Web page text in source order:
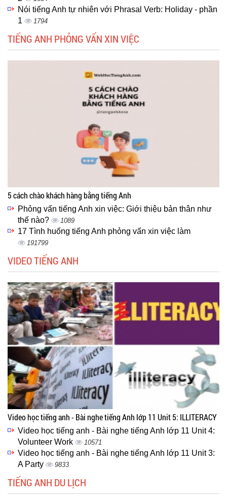
Nói tiếng Anh tự nhiên với Phrasal Verb: Holiday - phần
1
1794
TIẾNG ANH PHỎNG VẤN XIN VIỆC
5 cách chào khách hàng bằng tiếng Anh
Phỏng vấn tiếng Anh xin việc: Giới thiệu bản thân như
thế nào?
1089
17 Tình huống tiếng Anh phỏng vấn xin việc làm
191799
VIDEO TIẾNG ANH
Video học tiếng anh - Bài nghe tiếng Anh lớp 11 Unit 5: ILLITERACY
Video học tiếng anh - Bài nghe tiếng Anh lớp 11 Unit 4:
Volunteer Work
10571
Video học tiếng anh - Bài nghe tiếng Anh lớp 11 Unit 3:
A Party
9833
TIẾNG ANH DU LỊCH